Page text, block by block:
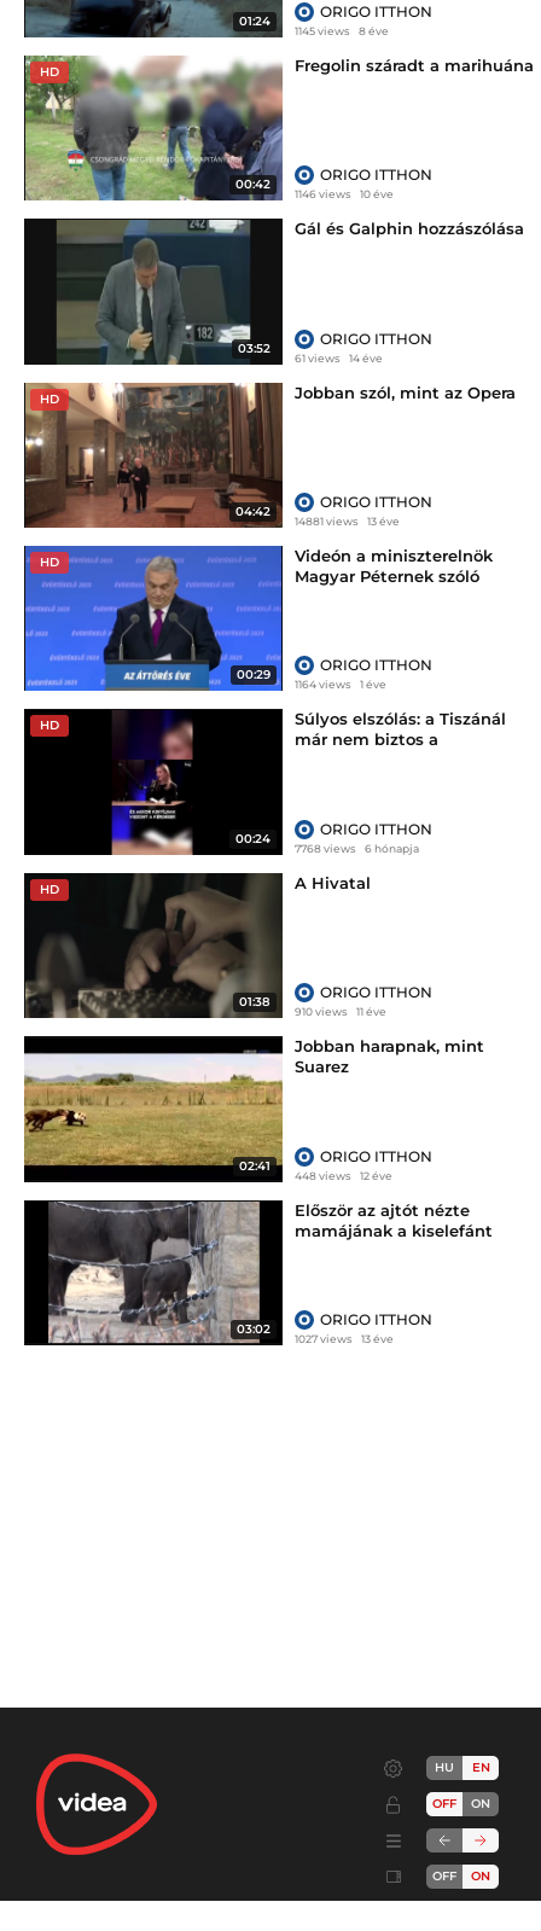
01:24
ORIGO ITTHON
1145 views 8 éve
HD
00:42
Fregolin száradt a marihuána
ORIGO ITTHON
1146 views 10 éve
03:52
Gál és Galphin hozzászólása
ORIGO ITTHON
61 views 14 éve
HD
04:42
Jobban szól, mint az Opera
ORIGO ITTHON
14881 views 13 éve
HD
00:29
Videón a miniszterelnök
Magyar Péternek szóló
ORIGO ITTHON
1164 views 1 éve
HD
00:24
Súlyos elszólás: a Tiszánál
már nem biztos a
ORIGO ITTHON
7768 views 6 hónapja
HD
01:38
A Hivatal
ORIGO ITTHON
910 views 11 éve
02:41
Jobban harapnak, mint
Suarez
ORIGO ITTHON
448 views 12 éve
03:02
Először az ajtót nézte
mamájának a kiselefánt
ORIGO ITTHON
1027 views 13 éve
HU EN
OFF ON
OFF ON